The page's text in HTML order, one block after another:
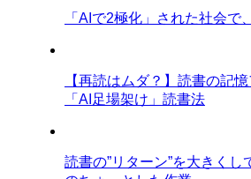
「AIで2極化」された社会で
【再読はムダ？】読書の記
「AI足場架け」読書法
読書の”リターン”を大きくし